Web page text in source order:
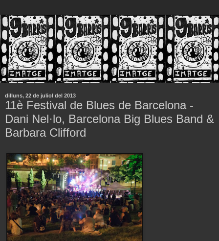
dilluns, 22 de juliol del 2013
11è Festival de Blues de Barcelona -
Dani Nel·lo, Barcelona Big Blues Band &
Barbara Clifford